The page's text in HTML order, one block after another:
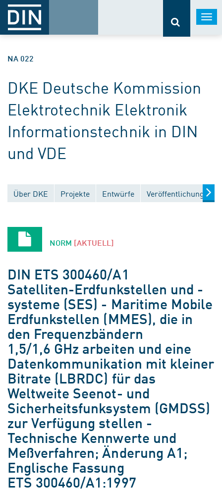
NA 022
DKE Deutsche Kommission
Elektrotechnik Elektronik
Informationstechnik in DIN
und VDE
Über DKE Projekte Entwürfe Veröffentlichungen
NORM [AKTUELL]
DIN ETS 300460/A1
Satelliten-Erdfunkstellen und -
systeme (SES) - Maritime Mobile
Erdfunkstellen (MMES), die in
den Frequenzbändern
1,5/1,6 GHz arbeiten und eine
Datenkommunikation mit kleiner
Bitrate (LBRDC) für das
Weltweite Seenot- und
Sicherheitsfunksystem (GMDSS)
zur Verfügung stellen -
Technische Kennwerte und
Meßverfahren; Änderung A1;
Englische Fassung
ETS 300460/A1:1997